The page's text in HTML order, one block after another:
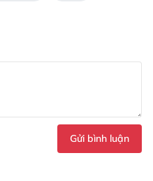
Gửi bình luận